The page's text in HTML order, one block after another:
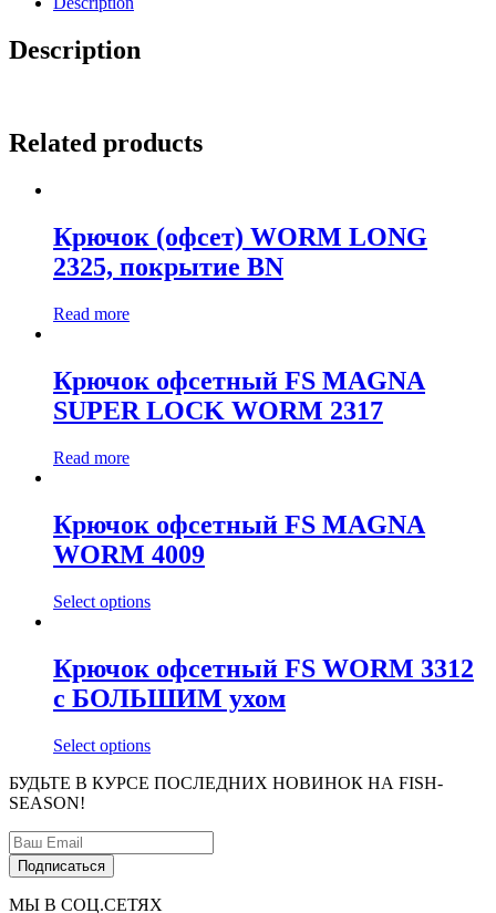
Description
Related products
Крючок (офсет) WORM LONG
2325, покрытие BN
Read more
Крючок офсетный FS MAGNA
SUPER LOCK WORM 2317
Read more
Крючок офсетный FS MAGNA
WORM 4009
Select options
Крючок офсетный FS WORM 3312
с БОЛЬШИМ ухом
Select options
БУДЬТЕ В КУРСЕ ПОСЛЕДНИХ НОВИНОК НА FISH-
SEASON!
МЫ В СОЦ.СЕТЯХ